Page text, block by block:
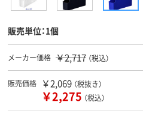
販売単位：1個
メーカー価格 ￥2,717 （税込）
販売価格 ￥2,069 （税抜き）
￥2,275 （税込）